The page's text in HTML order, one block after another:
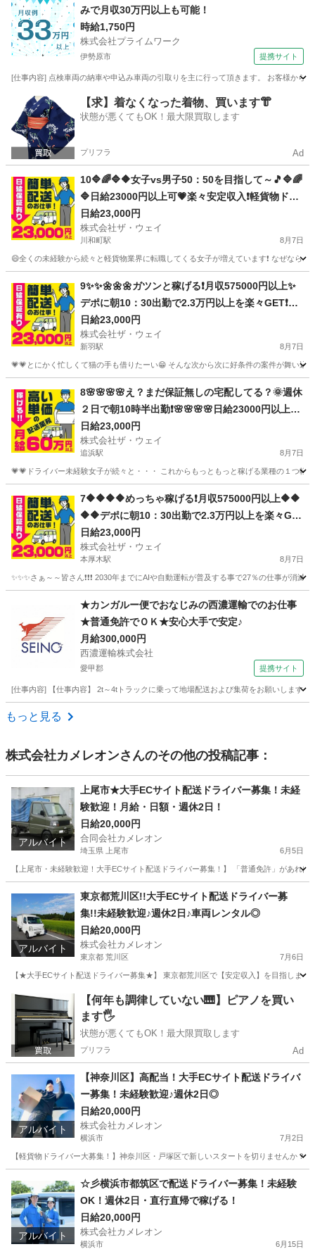
みで月収30万円以上も可能！
時給1,750円
株式会社プライムワーク
伊勢原市 提携サイト
[仕事内容] 点検車両の納車や申込み車両の引取りを主に行って頂きます。 お客様から
神奈川 伊勢原市 ドライバー
【求】着なくなった着物、買います👘
状態が悪くてもOK！最大限買取します
プリフラ Ad
10🔷🌈🔷🔶女子vs男子50：50を目指して～🎵🔷🌈
🔷日給23000円以上可💗楽々安定収入❗️軽貨物ドラ
イバー❗️完全週休2日制だよ💛
日給23,000円
株式会社ザ・ウェイ
川和町駅 8月7日
😄全くの未経験から続々と軽貨物業界に転職してくる女子が増えています❗️ なぜなら
川和町駅 ネットスーパー
9✨✨🌼🌼🌼ガツンと稼げる❗️月収575000円以上✨
デポに朝10：30出勤で2.3万円以上を楽々GET❗️お
寝坊さん大集合🎵軽貨物ドライバー🌸🌸
日給23,000円
株式会社ザ・ウェイ
新羽駅 8月7日
💗💗とにかく忙しくて猫の手も借りたーい😁 そんな次から次に好条件の案件が舞い
新羽駅 ドライバー ネットスーパー
8🌸🌸🌸🌸え？まだ保証無しの宅配してる？🌞週休
２日で朝10時半出勤❗️🌸🌸🌸🌸日給23000円以上🌸
安定収入で女子いっぱい🎉さぁ～集まれ～
日給23,000円
株式会社ザ・ウェイ
追浜駅 8月7日
💗💗ドライバー未経験女子が続々と・・・ これからもっともっと稼げる業種の１つ軽
追浜駅 ドライバー ネットスーパー
7🔶🔶🔶🔶めっちゃ稼げる❗️月収575000円以上🔶🔶
🔶🔶デポに朝10：30出勤で2.3万円以上を楽々GE
T❗️お寝坊さん大集合🎵軽貨物ドライバー🌸🌸
日給23,000円
株式会社ザ・ウェイ
本厚木駅 8月7日
✨✨✨さぁ～～皆さん❗️❗️❗️ 2030年までにAIや自動運転が普及する事で27％の仕事が消
本厚木駅 ドライバー ネットスーパー
★カンガルー便でおなじみの西濃運輸でのお仕事
★普通免許でＯＫ★安心大手で安定♪
月給300,000円
西濃運輸株式会社
愛甲郡 提携サイト
[仕事内容] 【仕事内容】 2t～4tトラックに乗って地場配送および集荷をお願いします
神奈川 愛甲郡
もっと見る
株式会社カメレオンさんのその他の投稿記事：
アルバイト
上尾市★大手ECサイト配送ドライバー募集！未経
験歓迎！月給・日額・週休2日！
日給20,000円
合同会社カメレオン
埼玉県 上尾市 6月5日
【上尾市・未経験歓迎！大手ECサイト配送ドライバー募集！】 「普通免許」があれ
ドライバー 積み込み
アルバイト
東京都荒川区!!大手ECサイト配送ドライバー募
集!!未経験歓迎♪週休2日♪車両レンタル◎
日給20,000円
株式会社カメレオン
東京都 荒川区 7月6日
【★大手ECサイト配送ドライバー募集★】 東京都荒川区で【安定収入】を目指しま
東京 荒川区 ドライバー 積み込み
【何年も調律していない🎹】ピアノを買い
ます🖐️
状態が悪くてもOK！最大限買取します
プリフラ Ad
アルバイト
【神奈川区】高配当！大手ECサイト配送ドライバ
ー募集！未経験歓迎♪週休2日◎
日給20,000円
株式会社カメレオン
横浜市 7月2日
【軽貨物ドライバー大募集！】神奈川区・戸塚区で新しいスタートを切りませんか
ドライバー 荷物
アルバイト
☆彡横浜市都筑区で配送ドライバー募集！未経験
OK！週休2日・直行直帰で稼げる！
日給20,000円
株式会社カメレオン
横浜市 6月15日